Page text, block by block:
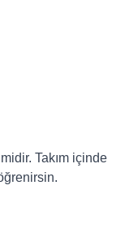
Takım içinde